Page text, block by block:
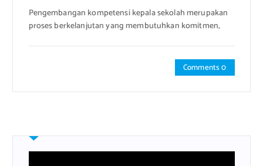
Pengembangan kompetensi kepala sekolah merupakan
proses berkelanjutan yang membutuhkan komitmen,
Comments 0